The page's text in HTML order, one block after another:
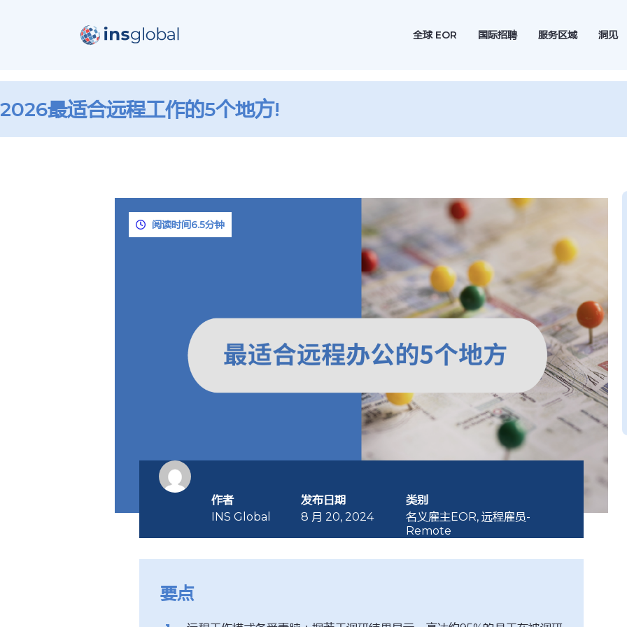
全球 EOR 国际招聘 服务区域 洞见
2026最适合远程工作的5个地方!
阅读时间6.5分钟
作者
INS Global
发布日期
8 月 20, 2024
类别
名义雇主EOR,远程雇员-
Remote
要点